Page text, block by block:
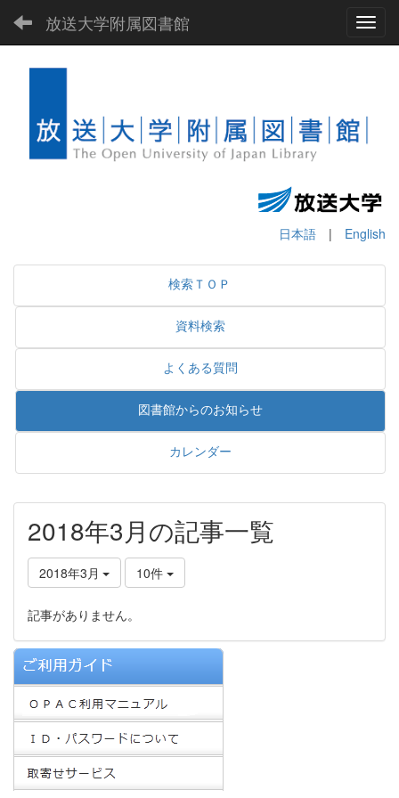
放送大学附属図書館
日本語 | English
検索ＴＯＰ
資料検索
よくある質問
図書館からのお知らせ
カレンダー
2018年3月の記事一覧
2018年3月 10件
記事がありません。